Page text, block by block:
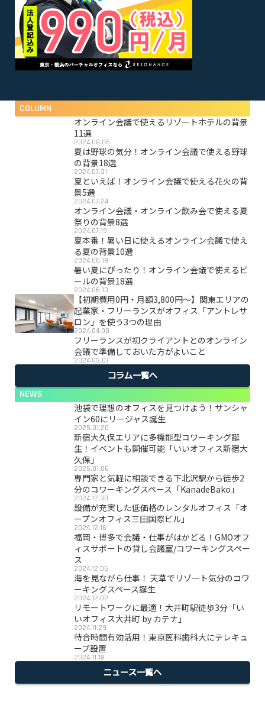
COLUMN
オンライン会議で使えるリゾートホテルの背景
11選
2024.08.06
夏は野球の気分！オンライン会議で使える野球
の背景18選
2024.07.31
夏といえば！オンライン会議で使える花火の背
景5選
2024.07.24
オンライン会議・オンライン飲み会で使える夏
祭りの背景8選
2024.07.19
夏本番！暑い日に使えるオンライン会議で使え
る夏の背景10選
2024.06.19
暑い夏にぴったり！オンライン会議で使えるビ
ールの背景18選
2024.06.13
【初期費用0円・月額3,800円〜】関東エリアの
起業家・フリーランスがオフィス「アントレサ
ロン」を使う3つの理由
2024.04.08
フリーランスが初クライアントとのオンライン
会議で準備しておいた方がよいこと
2024.03.07
コラム一覧へ
NEWS
池袋で理想のオフィスを見つけよう！サンシャ
イン60にリージャス誕生
2025.01.20
新宿大久保エリアに多機能型コワーキング誕
生！イベントも開催可能「いいオフィス新宿大
久保」
2025.01.06
専門家と気軽に相談できる下北沢駅から徒歩2
分のコワーキングスペース「KanadeBako」
2024.12.30
設備が充実した低価格のレンタルオフィス「オ
ープンオフィス三田国際ビル」
2024.12.16
福岡・博多で会議・仕事がはかどる！GMOオフ
ィスサポートの貸し会議室/コワーキングスペー
ス
2024.12.05
海を見ながら仕事！ 天草でリゾート気分のコワ
ーキングスペース誕生
2024.12.02
リモートワークに最適！大井町駅徒歩3分「い
いオフィス大井町 by カテナ」
2024.11.29
待合時間有効活用！東京医科歯科大にテレキュ
ーブ設置
2024.11.18
ニュース一覧へ